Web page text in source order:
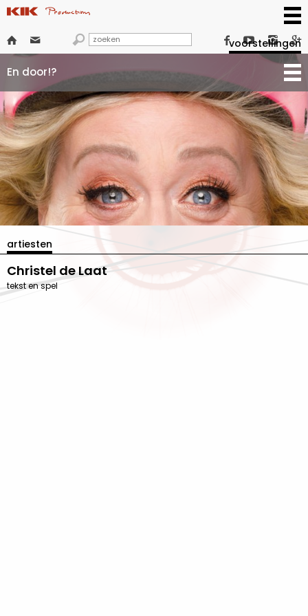
      
voorstellingen
En door!?
artiesten
Christel de Laat
tekst en spel